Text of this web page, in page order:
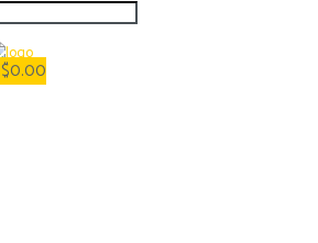
$0.00